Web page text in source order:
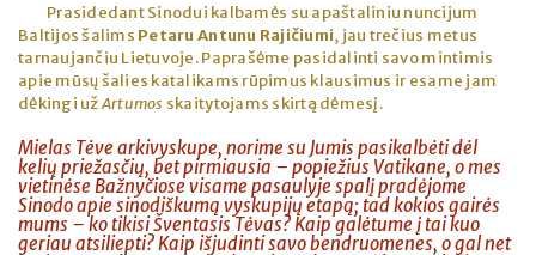
Prasidedant Sinodui kalbamės su apaštaliniu nuncijum
Baltijos šalims Petaru Antunu Rajičiumi, jau trečius metus
tarnaujančiu Lietuvoje. Paprašėme pasidalinti savo mintimis
apie mūsų šalies katalikams rūpimus klausimus ir esame jam
dėkingi užArtumos skaitytojams skirtą dėmesį.
Mielas Tėve arkivyskupe, norime su Jumis pasikalbėti dėl
kelių priežasčių, bet pirmiausia – popiežius Vatikane, o mes
vietinėse Bažnyčiose visame pasaulyje spalį pradėjome
Sinodo apie sinodiškumą vyskupijų etapą; tad kokios gairės
mums – ko tikisi Šventasis Tėvas? Kaip galėtume į tai kuo
geriau atsiliepti? Kaip išjudinti savo bendruomenes, o gal net